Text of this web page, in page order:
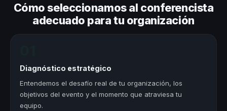
Cómo seleccionamos al conferencista
adecuado para tu organización
Diagnóstico estratégico
Entendemos el desafío real de tu organización, los
objetivos del evento y el momento que atraviesa tu
equipo.